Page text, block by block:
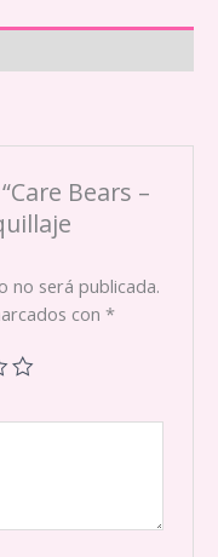
Bears –
no será publicada.
con*